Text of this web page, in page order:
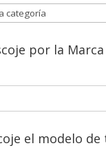
por la
el modelo de